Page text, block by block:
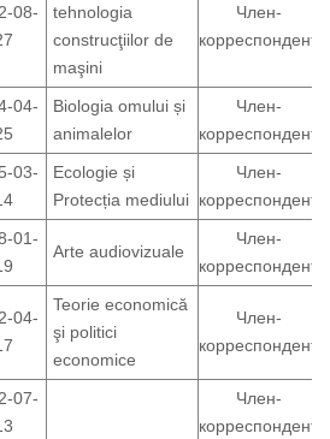
08-
tehnologia
construcţiilor de
maşini
Член-
корреспондент
04-
Biologia omului și
animalelor
Член-
корреспондент
03-
Ecologie și
Protecția mediului
Член-
корреспондент
01-
Arte audiovizuale
Член-
корреспондент
04-
Teorie economică
şi politici
economice
Член-
корреспондент
07-
Член-
корреспондент